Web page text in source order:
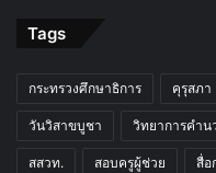
Tags
กระทรวงศึกษาธิการ คุรุสภา
วันวิสาขบูชา วิทยาการคำ
สสวท. สอบครูผู้ช่วย สื่อ